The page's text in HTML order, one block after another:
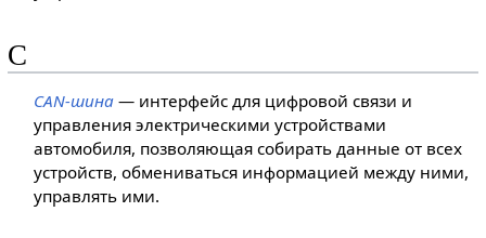
C
CAN-шина — интерфейс для цифровой связи и
управления электрическими устройствами
автомобиля, позволяющая собирать данные от всех
устройств, обмениваться информацией между ними,
управлять ими.